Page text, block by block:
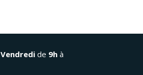
Vendredi de 9h à